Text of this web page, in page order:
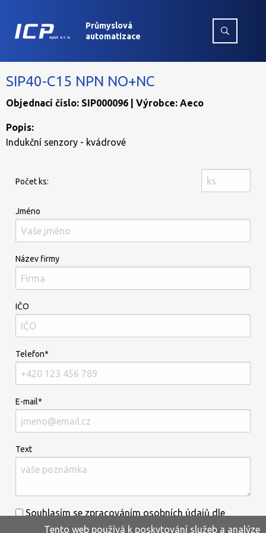
Průmyslová
automatizace
SIP40-C15 NPN NO+NC
Objednací číslo: SIP000096 | Výrobce: Aeco
Popis:
Indukční senzory - kvádrové
Počet ks:
Jméno
Název firmy
IČO
Telefon*
E-mail*
Text
Souhlasím se zpracováním osobních údajů dle
Tento web používá k poskytování služeb a analýze